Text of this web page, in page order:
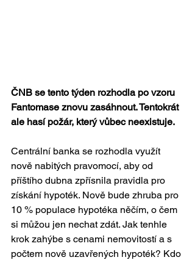
ČNB se tento týden rozhodla po vzoru
Fantomase znovu zasáhnout. Tentokrát
ale hasí požár, který vůbec neexistuje.
Centrální banka se rozhodla využít
nově nabitých pravomocí, aby od
příštího dubna zpřísnila pravidla pro
získání hypoték. Nově bude zhruba pro
10 % populace hypotéka něčím, o čem
si můžou jen nechat zdát. Jak tenhle
krok zahýbe s cenami nemovitostí a s
počtem nově uzavřených hypoték? Kdo